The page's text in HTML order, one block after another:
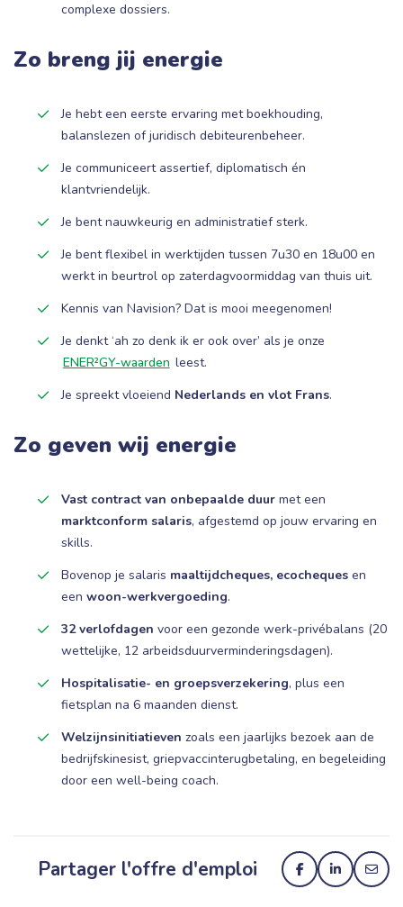
complexe dossiers.
Zo breng jij energie
Je hebt een eerste ervaring met boekhouding,
balanslezen of juridisch debiteurenbeheer.
Je communiceert assertief, diplomatisch én
klantvriendelijk.
Je bent nauwkeurig en administratief sterk.
Je bent flexibel in werktijden tussen 7u30 en 18u00 en
werkt in beurtrol op zaterdagvoormiddag van thuis uit.
Kennis van Navision? Dat is mooi meegenomen!
Je denkt ‘ah zo denk ik er ook over’ als je onze
ENER²GY-waarden leest.
Je spreekt vloeiend Nederlands en vlot Frans.
Zo geven wij energie
Vast contract van onbepaalde duurmet een
marktconform salaris, afgestemd op jouw ervaring en
skills.
Bovenop je salaris maaltijdcheques, ecochequesen
een woon-werkvergoeding.
32 verlofdagen voor een gezonde werk-privébalans (20
wettelijke, 12 arbeidsduurverminderingsdagen).
Hospitalisatie- en groepsverzekering, plus een
fietsplan na 6 maanden dienst.
Welzijnsinitiatieven zoals een jaarlijks bezoek aan de
bedrijfskinesist, griepvaccinterugbetaling, en begeleiding
door een well-being coach.
Partager l'offre d'emploi